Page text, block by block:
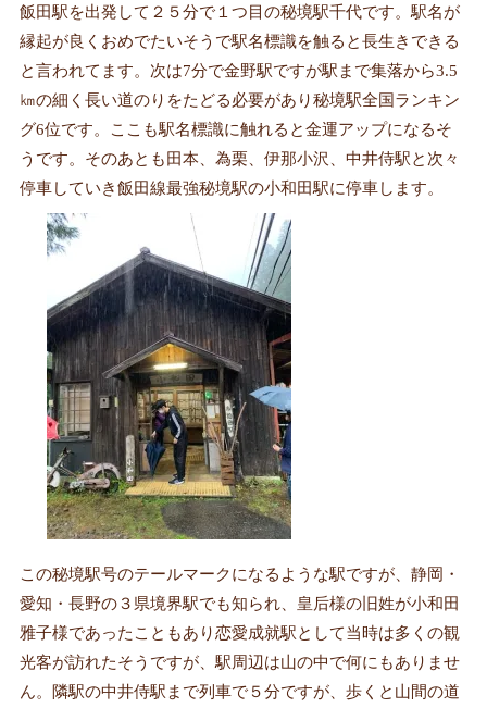
飯田駅を出発して２５分で１つ目の秘境駅千代です。駅名が
縁起が良くおめでたいそうで駅名標識を触ると長生きできる
と言われてます。次は7分で金野駅ですが駅まで集落から3.5
㎞の細く長い道のりをたどる必要があり秘境駅全国ランキン
グ6位です。ここも駅名標識に触れると金運アップになるそ
うです。そのあとも田本、為栗、伊那小沢、中井侍駅と次々
停車していき飯田線最強秘境駅の小和田駅に停車します。
この秘境駅号のテールマークになるような駅ですが、静岡・
愛知・長野の３県境界駅でも知られ、皇后様の旧姓が小和田
雅子様であったこともあり恋愛成就駅として当時は多くの観
光客が訪れたそうですが、駅周辺は山の中で何にもありませ
ん。隣駅の中井侍駅まで列車で５分ですが、歩くと山間の道